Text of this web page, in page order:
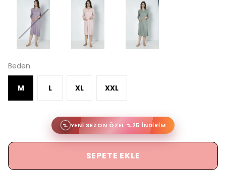
Beden
M L XL XXL
% YENİ SEZON ÖZEL %25 İNDİRİM
SEPETE EKLE